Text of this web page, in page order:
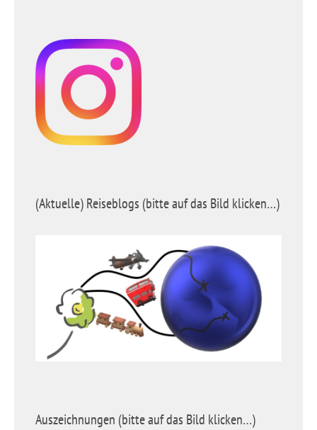
(Aktuelle) Reiseblogs (bitte auf das Bild klicken…)
Auszeichnungen (bitte auf das Bild klicken…)